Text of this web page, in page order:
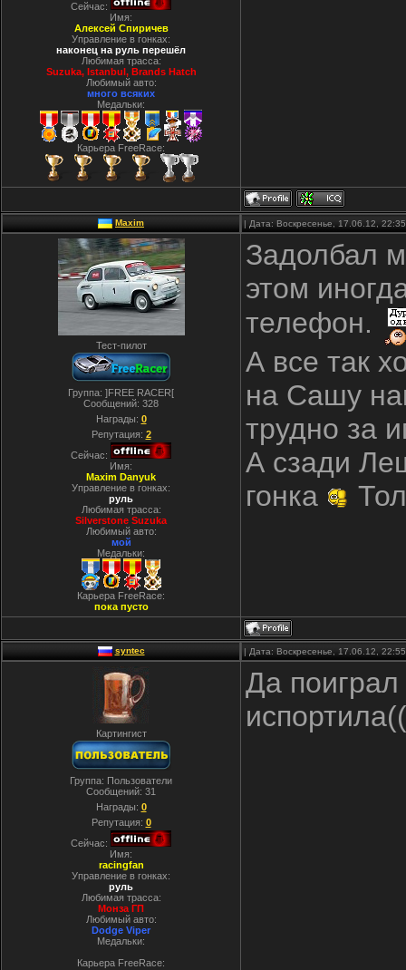
Сейчас:
Имя:
Алексей Спиричев
Управление в гонках:
наконец на руль перешёл
Любимая трасса:
Suzuka, Istanbul, Вrands Hatch
Любимый авто:
много всяких
Медальки:
Карьера FreeRace:
Maxim | Дата: Воскресенье, 17.06.12,
Тест-пилот
Группа: ]FREE RACER[
Сообщений: 328
Награды: 0
Репутация: 2
Сейчас:
Имя:
Maxim Danyuk
Управление в гонках:
руль
Любимая трасса:
Silverstone Suzuka
Любимый авто:
мой
Медальки:
Карьера FreeRace:
пока пусто
Задолбал
этом
телефон.
А все так
на Сашу
трудно за
А сзади
гонка
syntec | Дата: Воскресенье, 17.06.12,
Картингист
Группа: Пользователи
Сообщений: 31
Награды: 0
Репутация: 0
Сейчас:
Имя:
racingfan
Управление в гонках:
руль
Любимая трасса:
Монза ГП
Любимый авто:
Dodge Viper
Медальки:
Карьера FreeRace:
Да поиграл